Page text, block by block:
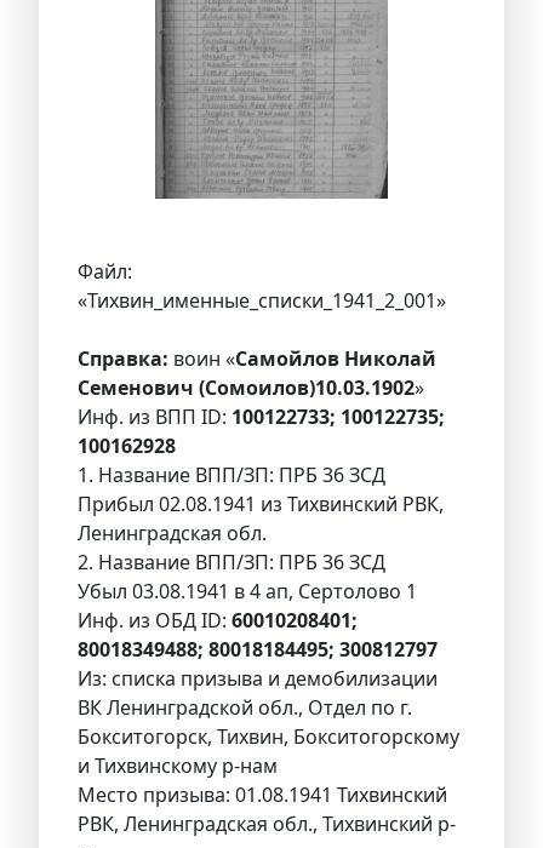
Файл:
«Тихвин_именные_списки_1941_2_001»
Справка: воин «Самойлов Николай
Семенович (Сомоилов)10.03.1902»
Инф. из ВПП ID: 100122733; 100122735;
100162928
1. Название ВПП/ЗП: ПРБ 36 ЗСД
Прибыл 02.08.1941 из Тихвинский РВК,
Ленинградская обл.
2. Название ВПП/ЗП: ПРБ 36 ЗСД
Убыл 03.08.1941 в 4 ап, Сертолово 1
Инф. из ОБД ID: 60010208401;
80018349488; 80018184495; 300812797
Из: списка призыва и демобилизации
ВК Ленинградской обл., Отдел по г.
Бокситогорск, Тихвин, Бокситогорскому
и Тихвинскому р-нам
Место призыва: 01.08.1941 Тихвинский
РВК, Ленинградская обл., Тихвинский р-